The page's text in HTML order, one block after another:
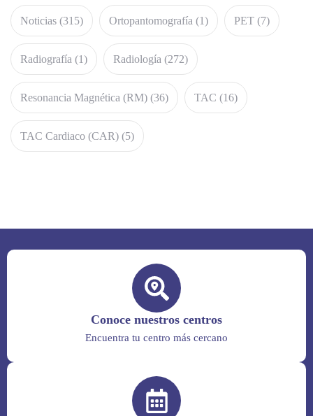
Noticias (315) Ortopantomografía (1) PET (7)
Radiografía (1) Radiología (272)
Resonancia Magnética (RM) (36) TAC (16)
TAC Cardiaco (CAR) (5)
Conoce nuestros centros
Encuentra tu centro más cercano